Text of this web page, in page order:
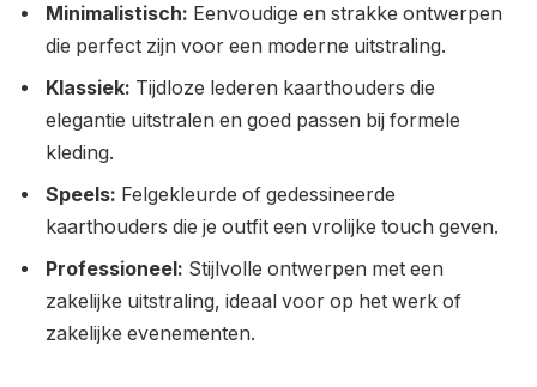
Minimalistisch: Eenvoudige en strakke ontwerpen
die perfect zijn voor een moderne uitstraling.
Klassiek: Tijdloze lederen kaarthouders die
elegantie uitstralen en goed passen bij formele
kleding.
Speels: Felgekleurde of gedessineerde
kaarthouders die je outfit een vrolijke touch geven.
Professioneel: Stijlvolle ontwerpen met een
zakelijke uitstraling, ideaal voor op het werk of
zakelijke evenementen.